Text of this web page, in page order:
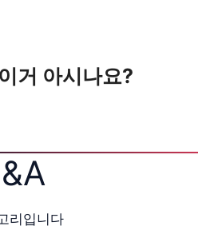
이거 아시나요?
리입니다